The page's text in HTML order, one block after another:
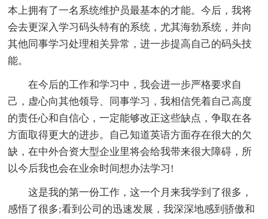
本上拥有了一名系统维护员最基本的才能。今后，我将
会去更深入学习码头特有的系统，尤其海勃系统，并向
其他同事学习处理相关异常，进一步提高自己的码头技
能。
在今后的工作和学习中，我会进一步严格要求自
己，虚心向其他领导、同事学习，我相信凭着自己高度
的责任心和自信心，一定能够改正这些缺点，争取在各
方面取得更大的进步。自己知道英语方面存在很大的欠
缺，在中外合资大型企业里将会给我带来很大障碍，所
以今后我也会在业余时间想办法学习!
这是我的第一份工作，这一个月来我学到了很多，
感悟了很多;看到公司的迅速发展，我深深地感到骄傲和